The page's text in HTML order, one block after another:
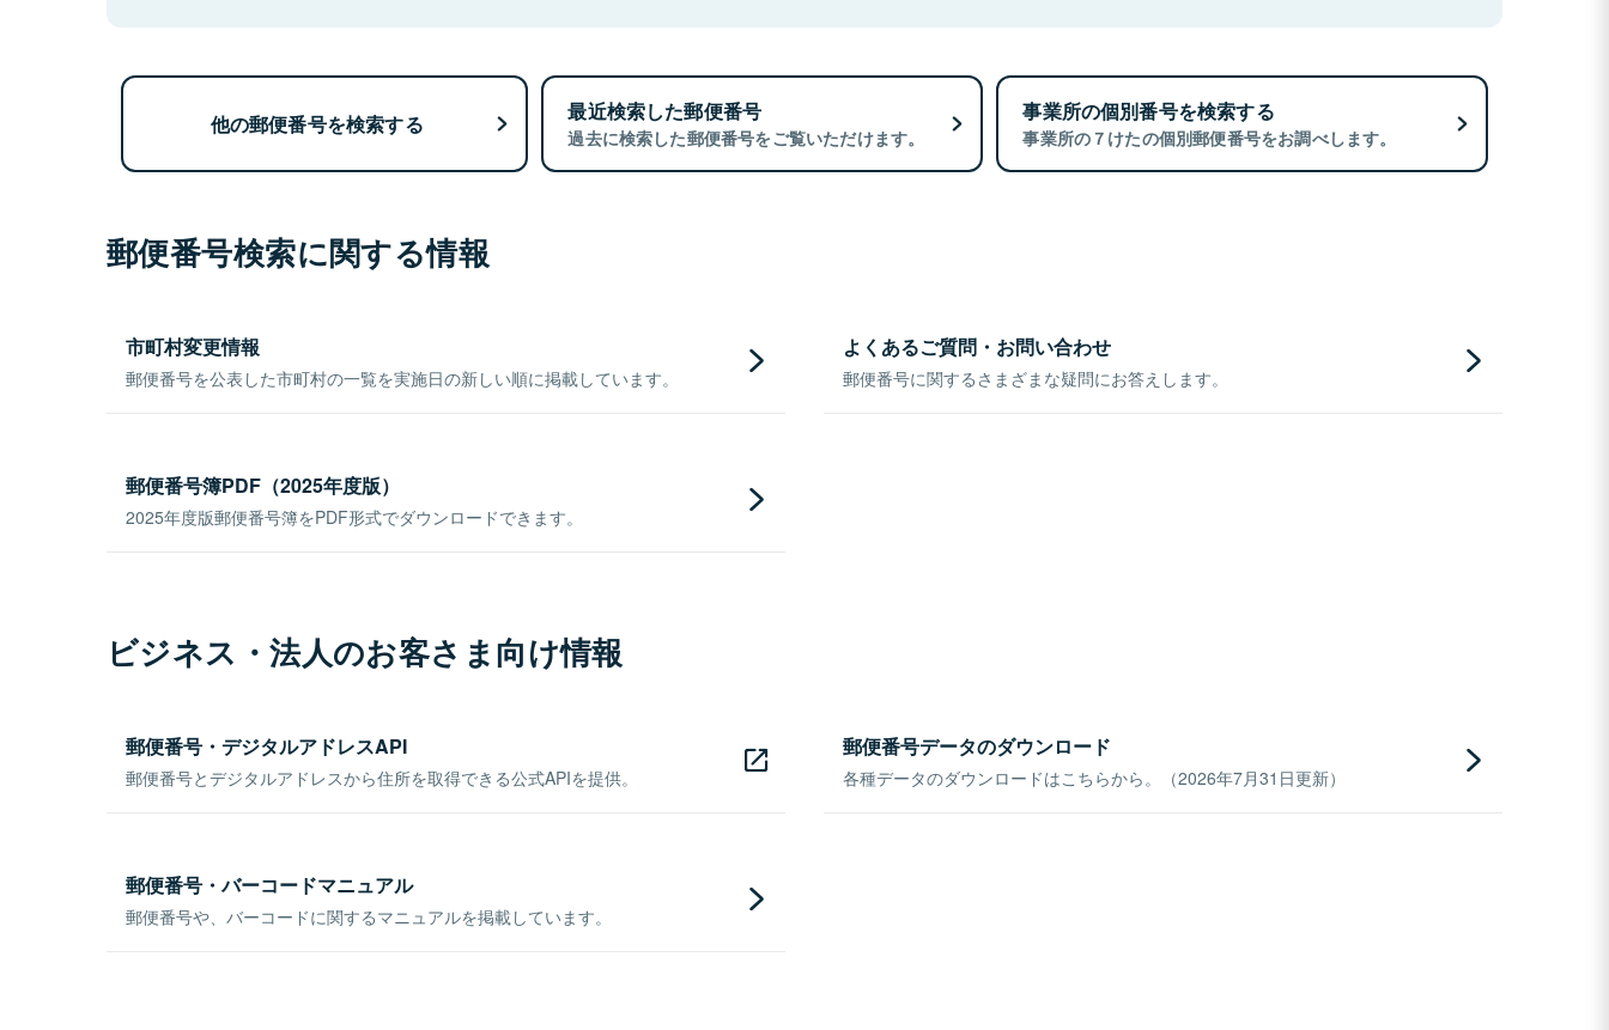
他の郵便番号を検索する 最近検索した郵便番号
過去に検索した郵便番号をご覧いただけます。
事業所の個別番号を検索する
事業所の７けたの個別郵便番号をお調べします。
郵便番号検索に関する情報
市町村変更情報
郵便番号を公表した市町村の一覧を実施日の新しい順に掲載しています。
よくあるご質問・お問い合わせ
郵便番号に関するさまざまな疑問にお答えします。
郵便番号簿PDF（2025年度版）
2025年度版郵便番号簿をPDF形式でダウンロードできます。
ビジネス・法人のお客さま向け情報
郵便番号・デジタルアドレスAPI
郵便番号とデジタルアドレスから住所を取得できる公式APIを提供。
郵便番号データのダウンロード
各種データのダウンロードはこちらから。（2026年7月31日更新）
郵便番号・バーコードマニュアル
郵便番号や、バーコードに関するマニュアルを掲載しています。